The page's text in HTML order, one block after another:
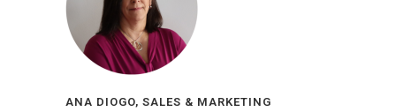
ANA DIOGO, SALES & MARKETING